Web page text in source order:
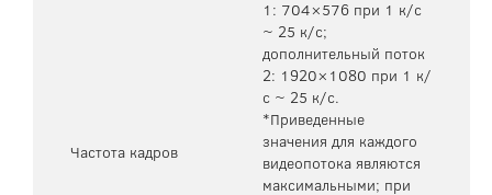
Частота кадров
1: 704×576 при 1 к/с
~ 25 к/с;
дополнительный поток
2: 1920×1080 при 1 к/
с ~ 25 к/с.
*Приведенные
значения для каждого
видеопотока являются
максимальными; при